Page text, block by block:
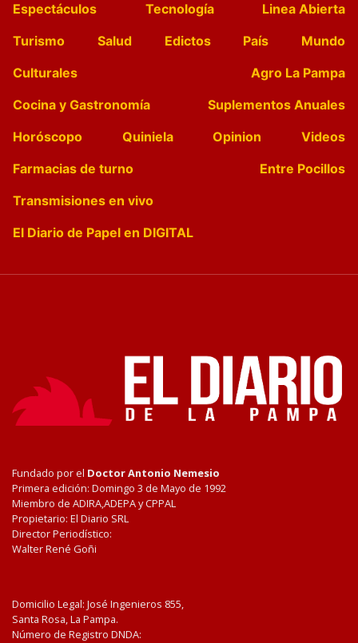
Espectáculos
Tecnología
Linea Abierta
Turismo
Salud Edictos País
Mundo
Culturales
Agro La Pampa
Cocina y Gastronomía
Suplementos Anuales
Horóscopo
Quiniela Opinion
Videos
Farmacias de turno
Entre Pocillos
Transmisiones en vivo
El Diario de Papel en DIGITAL
Fundado por el Doctor Antonio Nemesio
Primera edición: Domingo 3 de Mayo de 1992
Miembro de ADIRA,ADEPA y CPPAL
Propietario: El Diario SRL
Director Periodístico:
Walter René Goñi
Domicilio Legal: José Ingenieros 855,
Santa Rosa, La Pampa.
Número de Registro DNDA: